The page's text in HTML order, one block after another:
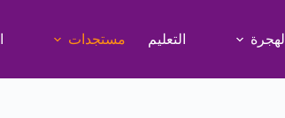
الهجرة التعليم مستجدات